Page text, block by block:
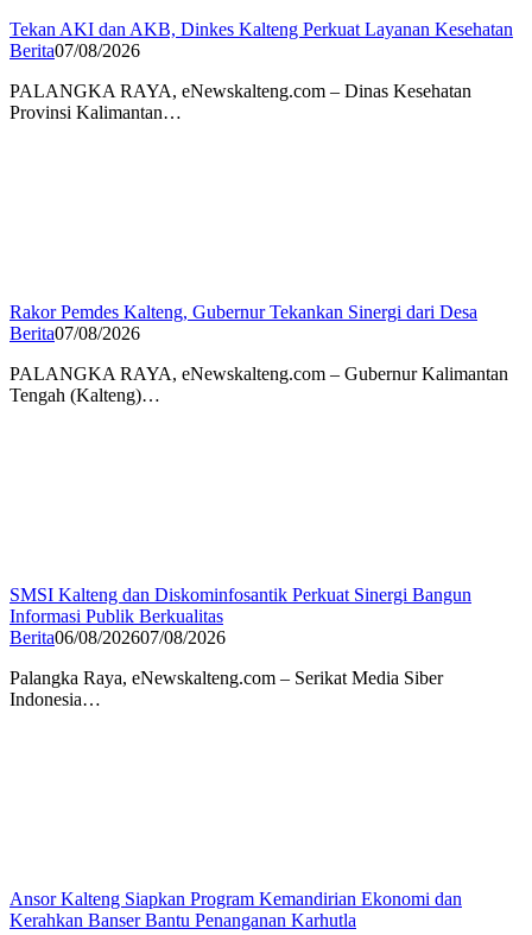
Tekan AKI dan AKB, Dinkes Kalteng Perkuat Layanan Kesehatan
Berita07/08/2026
PALANGKA RAYA, eNewskalteng.com – Dinas Kesehatan
Provinsi Kalimantan…
Rakor Pemdes Kalteng, Gubernur Tekankan Sinergi dari Desa
Berita07/08/2026
PALANGKA RAYA, eNewskalteng.com – Gubernur Kalimantan
Tengah (Kalteng)…
SMSI Kalteng dan Diskominfosantik Perkuat Sinergi Bangun
Informasi Publik Berkualitas
Berita06/08/202607/08/2026
Palangka Raya, eNewskalteng.com – Serikat Media Siber
Indonesia…
Ansor Kalteng Siapkan Program Kemandirian Ekonomi dan
Kerahkan Banser Bantu Penanganan Karhutla